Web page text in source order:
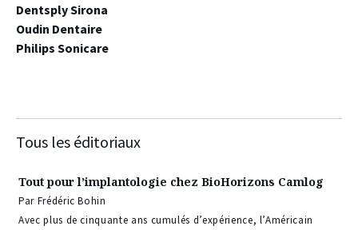
Dentsply Sirona
Oudin Dentaire
Philips Sonicare
Tous les éditoriaux
Tout pour l’implantologie chez BioHorizons Camlog
Par Frédéric Bohin
Avec plus de cinquante ans cumulés d’expérience, l’Américain